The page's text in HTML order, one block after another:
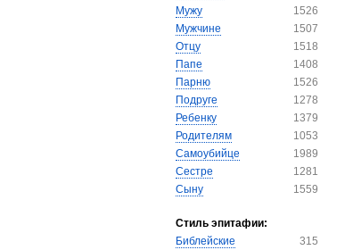
Мужу
1526
Мужчине
1507
Отцу
1518
Папе
1408
Парню
1526
Подруге
1278
Ребенку
1379
Родителям
1053
Самоубийце
1989
Сестре
1281
Сыну
1559
Стиль эпитафии:
Библейские
315